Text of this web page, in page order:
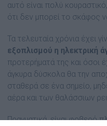
αυτό είναι πολύ
ότι δεν μπορεί το σκάφος
Τα τελευταία χρόνια έχει
εξοπλισμού η ηλεκτρική
προτερήματά της και όσοι
άγκυρα δύσκολα θα την
σταθερά σε ένα σημείο,
αέρα και των θαλάσσιων
Πραγματικά, είναι φοβερό